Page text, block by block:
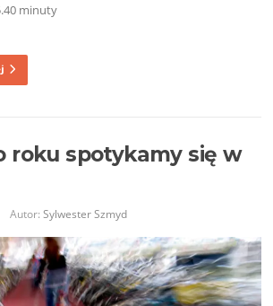
minuty
roku spotykamy się w
Autor:Sylwester Szmyd